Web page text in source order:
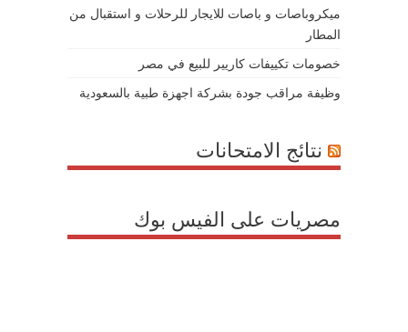
ميكروباصات و باصات للايجار للرحلات و استقبال من
المطار
خصومات تكييفات كاريير للبيع في مصر
وظيفة مراقب جودة بشركة اجهزة طبية بالسعودية
نتائج الامتحانات
مصريات على الفيس بوك